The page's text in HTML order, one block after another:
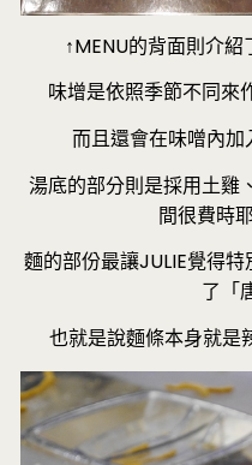
↑MENU的背面則介紹
味增是依照季節不同來
而且還會在味噌內
湯底的部分則是採用土雞
間很費時
麵的部份最讓JULIE覺得
了「
也就是說麵條本身就是